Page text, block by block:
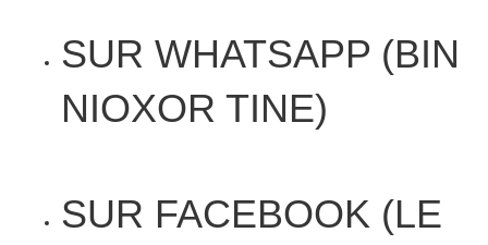
SUR WHATSAPP (BIN
NIOXOR TINE)
SUR FACEBOOK (LE